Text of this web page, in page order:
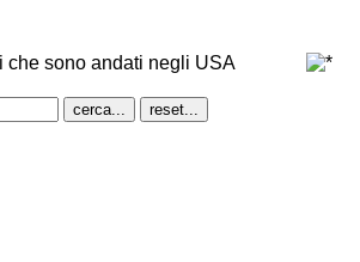
che sono andati negli USA